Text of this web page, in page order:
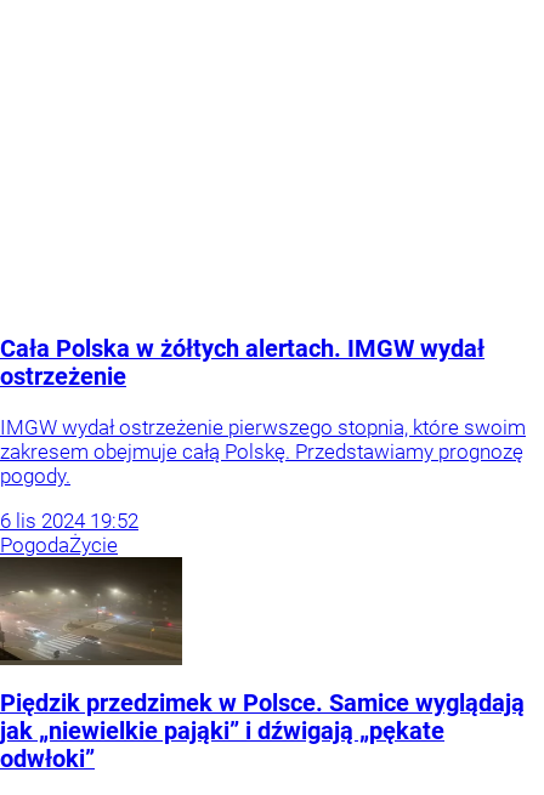
Cała Polska w żółtych alertach. IMGW wydał
ostrzeżenie
IMGW wydał ostrzeżenie pierwszego stopnia, które swoim
zakresem obejmuje całą Polskę. Przedstawiamy prognozę
pogody.
6 lis 2024 19:52
PogodaŻycie
Piędzik przedzimek w Polsce. Samice wyglądają
jak „niewielkie pająki” i dźwigają „pękate
odwłoki”